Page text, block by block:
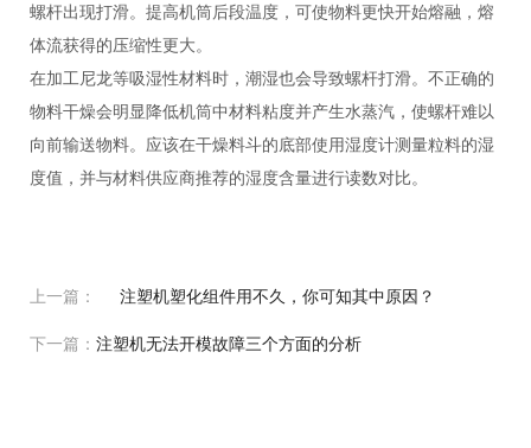
螺杆出现打滑。提高机筒后段温度，可使物料更快开始熔融，熔
体流获得的压缩性更大。
在加工尼龙等吸湿性材料时，潮湿也会导致螺杆打滑。不正确的
物料干燥会明显降低机筒中材料粘度并产生水蒸汽，使螺杆难以
向前输送物料。应该在干燥料斗的底部使用湿度计测量粒料的湿
度值，并与材料供应商推荐的湿度含量进行读数对比。
上一篇： 注塑机塑化组件用不久，你可知其中原因？
下一篇：注塑机无法开模故障三个方面的分析